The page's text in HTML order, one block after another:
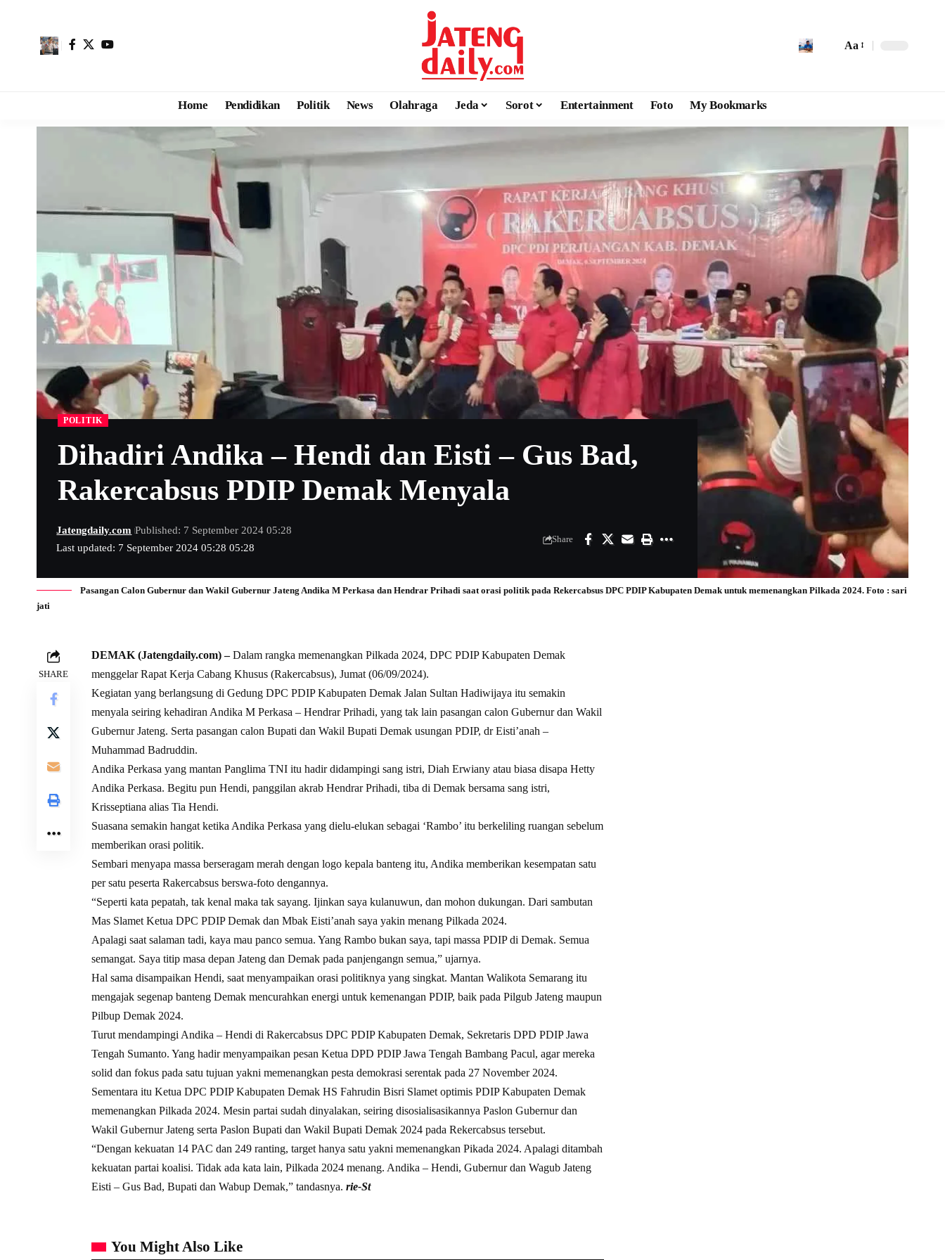
Aa
Home Pendidikan Politik News Olahraga Jeda Sorot Entertainment Foto My Bookmarks
POLITIK
Dihadiri Andika – Hendi dan Eisti – Gus Bad,
Rakercabsus PDIP Demak Menyala
Last updated: 7 September 2024 05:28 05:28
Jatengdaily.com Published: 7 September 2024 05:28
Share
Pasangan Calon Gubernur dan Wakil Gubernur Jateng Andika M Perkasa dan Hendrar Prihadi saat orasi politik pada Rekercabsus DPC PDIP Kabupaten Demak untuk memenangkan Pilkada 2024. Foto : sari
jati
SHARE
DEMAK (Jatengdaily.com) –Dalam rangka memenangkan Pilkada 2024, DPC PDIP Kabupaten Demak
menggelar Rapat Kerja Cabang Khusus (Rakercabsus), Jumat (06/09/2024).
Kegiatan yang berlangsung di Gedung DPC PDIP Kabupaten Demak Jalan Sultan Hadiwijaya itu semakin
menyala seiring kehadiran Andika M Perkasa – Hendrar Prihadi, yang tak lain pasangan calon Gubernur dan Wakil
Gubernur Jateng. Serta pasangan calon Bupati dan Wakil Bupati Demak usungan PDIP, dr Eisti’anah –
Muhammad Badruddin.
Andika Perkasa yang mantan Panglima TNI itu hadir didampingi sang istri, Diah Erwiany atau biasa disapa Hetty
Andika Perkasa. Begitu pun Hendi, panggilan akrab Hendrar Prihadi, tiba di Demak bersama sang istri,
Krisseptiana alias Tia Hendi.
Suasana semakin hangat ketika Andika Perkasa yang dielu-elukan sebagai ‘Rambo’ itu berkeliling ruangan sebelum
memberikan orasi politik.
Sembari menyapa massa berseragam merah dengan logo kepala banteng itu, Andika memberikan kesempatan satu
per satu peserta Rakercabsus berswa-foto dengannya.
“Seperti kata pepatah, tak kenal maka tak sayang. Ijinkan saya kulanuwun, dan mohon dukungan. Dari sambutan
Mas Slamet Ketua DPC PDIP Demak dan Mbak Eisti’anah saya yakin menang Pilkada 2024.
Apalagi saat salaman tadi, kaya mau panco semua. Yang Rambo bukan saya, tapi massa PDIP di Demak. Semua
semangat. Saya titip masa depan Jateng dan Demak pada panjengangn semua,” ujarnya.
Hal sama disampaikan Hendi, saat menyampaikan orasi politiknya yang singkat. Mantan Walikota Semarang itu
mengajak segenap banteng Demak mencurahkan energi untuk kemenangan PDIP, baik pada Pilgub Jateng maupun
Pilbup Demak 2024.
Turut mendampingi Andika – Hendi di Rakercabsus DPC PDIP Kabupaten Demak, Sekretaris DPD PDIP Jawa
Tengah Sumanto. Yang hadir menyampaikan pesan Ketua DPD PDIP Jawa Tengah Bambang Pacul, agar mereka
solid dan fokus pada satu tujuan yakni memenangkan pesta demokrasi serentak pada 27 November 2024.
Sementara itu Ketua DPC PDIP Kabupaten Demak HS Fahrudin Bisri Slamet optimis PDIP Kabupaten Demak
memenangkan Pilkada 2024. Mesin partai sudah dinyalakan, seiring disosialisasikannya Paslon Gubernur dan
Wakil Gubernur Jateng serta Paslon Bupati dan Wakil Bupati Demak 2024 pada Rekercabsus tersebut.
“Dengan kekuatan 14 PAC dan 249 ranting, target hanya satu yakni memenangkan Pikada 2024. Apalagi ditambah
kekuatan partai koalisi. Tidak ada kata lain, Pilkada 2024 menang. Andika – Hendi, Gubernur dan Wagub Jateng
Eisti – Gus Bad, Bupati dan Wabup Demak,” tandasnya. rie-St
You Might Also Like